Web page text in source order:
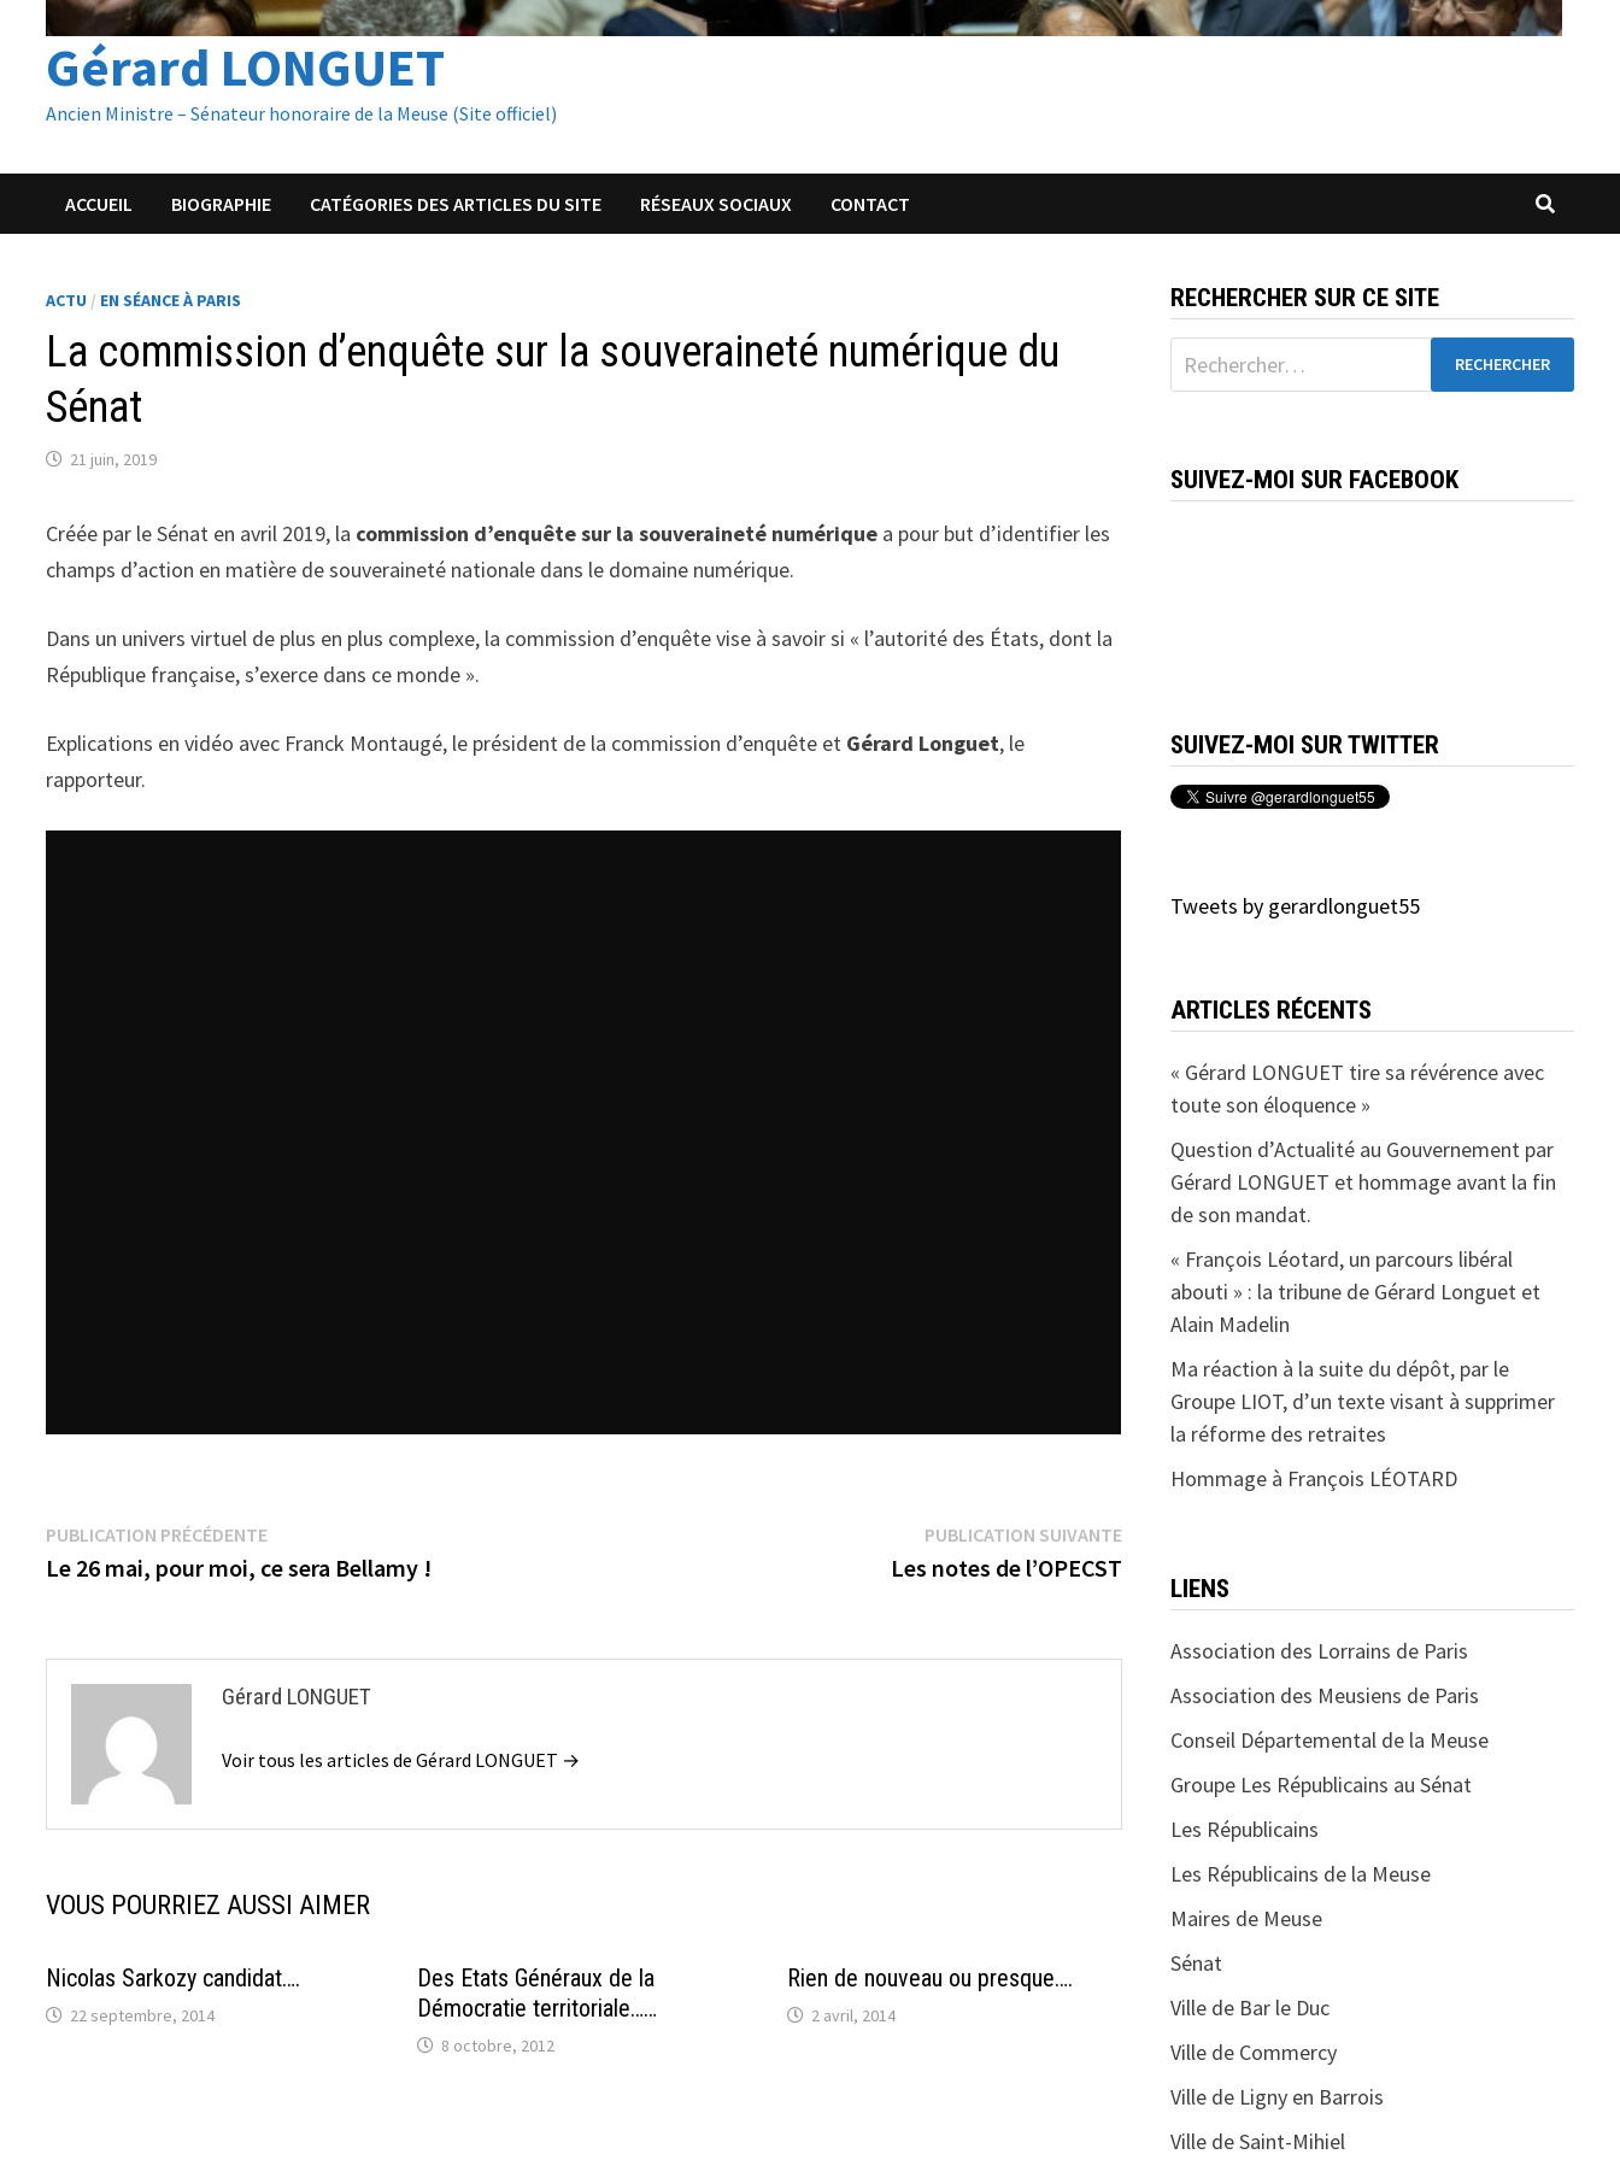
Gérard LONGUET
Ancien Ministre – Sénateur honoraire de la Meuse (Site officiel)
ACCUEIL BIOGRAPHIE CATÉGORIES DES ARTICLES DU SITE RÉSEAUX SOCIAUX CONTACT
ACTU / EN SÉANCE À PARIS
La commission d’enquête sur la souveraineté numérique du
Sénat
21 juin, 2019
Créée par le Sénat en avril 2019, la commission d’enquête sur la souveraineté numérique a pour but d’identifier les
champs d’action en matière de souveraineté nationale dans le domaine numérique.
Dans un univers virtuel de plus en plus complexe, la commission d’enquête vise à savoir si « l’autorité des États, dont la
République française, s’exerce dans ce monde ».
Explications en vidéo avec Franck Montaugé, le président de la commission d’enquête et Gérard Longuet, le
rapporteur.
Navigation
de
PUBLICATION PRÉCÉDENTEPublication
précédente :
Le 26 mai, pour moi, ce sera Bellamy !
PUBLICATION SUIVANTEPublication
suivante :
Les notes de l’OPECST
Gérard LONGUET
Voir tous les articles de Gérard LONGUET →
VOUS POURRIEZ AUSSI AIMER
Nicolas Sarkozy candidat….
22 septembre, 2014
Des Etats Généraux de la
Démocratie territoriale……
8 octobre, 2012
Rien de nouveau ou presque….
2 avril, 2014
RECHERCHER SUR CE SITE
Rechercher :
SUIVEZ-MOI SUR FACEBOOK
SUIVEZ-MOI SUR TWITTER
Tweets by gerardlonguet55
ARTICLES RÉCENTS
« Gérard LONGUET tire sa révérence avec
toute son éloquence »
Question d’Actualité au Gouvernement par
Gérard LONGUET et hommage avant la fin
de son mandat.
« François Léotard, un parcours libéral
abouti » : la tribune de Gérard Longuet et
Alain Madelin
Ma réaction à la suite du dépôt, par le
Groupe LIOT, d’un texte visant à supprimer
la réforme des retraites
Hommage à François LÉOTARD
LIENS
Association des Lorrains de Paris
Association des Meusiens de Paris
Conseil Départemental de la Meuse
Groupe Les Républicains au Sénat
Les Républicains
Les Républicains de la Meuse
Maires de Meuse
Sénat
Ville de Bar le Duc
Ville de Commercy
Ville de Ligny en Barrois
Ville de Saint-Mihiel